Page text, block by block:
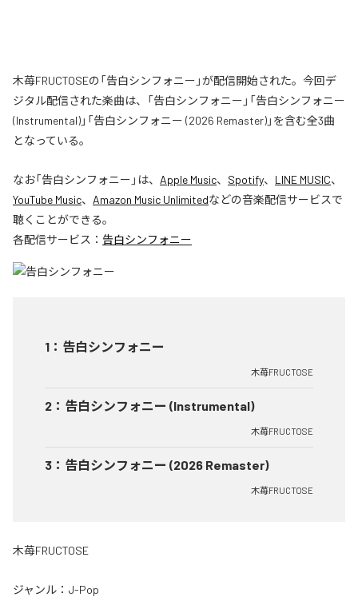
木苺FRUCTOSEの「告白シンフォニー」が配信開始された。今回デ
ジタル配信された楽曲は、「告白シンフォニー」「告白シンフォニー
(Instrumental)」「告白シンフォニー (2026 Remaster)」を含む全3曲
となっている。
なお「告白シンフォニー 」は、 Apple Music、 Spotify、 LINE MUSIC、
YouTube Music、 Amazon Music Unlimitedなどの音楽配信サービスで
聴くことができる。
各配信サービス： 告白シンフォニー
1 ： 告白シンフォニー
木苺FRUCTOSE
2 ： 告白シンフォニー (Instrumental)
木苺FRUCTOSE
3 ： 告白シンフォニー (2026 Remaster)
木苺FRUCTOSE
木苺FRUCTOSE
ジャンル： J-Pop